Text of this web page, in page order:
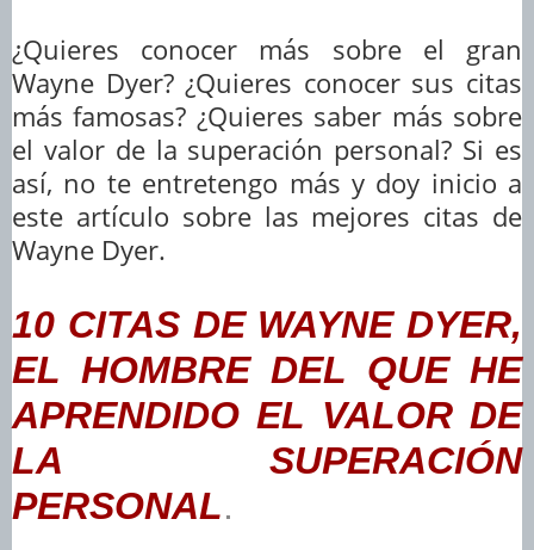
¿Quieres conocer más sobre el gran
Wayne Dyer? ¿Quieres conocer sus citas
más famosas? ¿Quieres saber más sobre
el valor de la superación personal? Si es
así, no te entretengo más y doy inicio a
este artículo sobre las mejores citas de
Wayne Dyer.
10 CITAS DE WAYNE DYER,
EL HOMBRE DEL QUE HE
APRENDIDO EL VALOR DE
LA SUPERACIÓN
PERSONAL.